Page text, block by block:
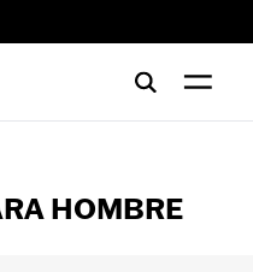
HOMBRE